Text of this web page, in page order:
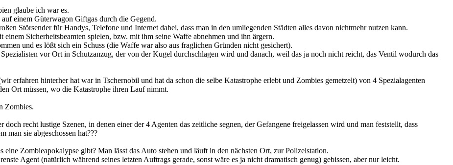
glaube ich war es.
einem Güterwagon Giftgas durch die Gegend.
Störsender für Handys, Telefone und Internet dabei, dass man in den umliegenden Städten alles davon nichtmehr nutzen kann.
einem Sicherheitsbeamten spielen, bzw. mit ihm seine Waffe abnehmen und ihn ärgern.
und es lößt sich ein Schuss (die Waffe war also aus fraglichen Gründen nicht gesichert).
vor Ort in Schutzanzug, der von der Kugel durchschlagen wird und danach, weil das ja noch nicht reicht, das Ventil wodurch das
erfahren hinterher hat war in Tschernobil und hat da schon die selbe Katastrophe erlebt und Zombies gemetzelt) von 4 Spezialagenten
Ort müssen, wo die Katastrophe ihren Lauf nimmt.
Zombies.
doch recht lustige Szenen, in denen einer der 4 Agenten das zeitliche segnen, der Gefangene freigelassen wird und man feststellt, dass
man sie abgeschossen hat???
eine Zombieapokalypse gibt? Man lässt das Auto stehen und läuft in den nächsten Ort, zur Polizeistation.
Agent (natürlich während seines letzten Auftrags gerade, sonst wäre es ja nicht dramatisch genug) gebissen, aber nur leicht.